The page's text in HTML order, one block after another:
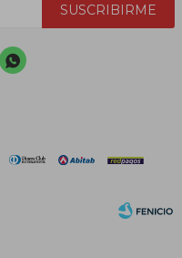
SUSCRIBIRME
